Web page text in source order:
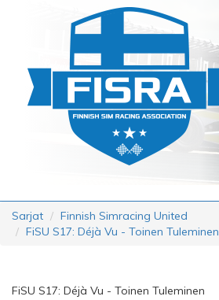
Sarjat
Finnish Simracing United
FiSU S17: Déjà Vu - Toinen Tuleminen
FiSU S17: Déjà Vu - Toinen Tuleminen